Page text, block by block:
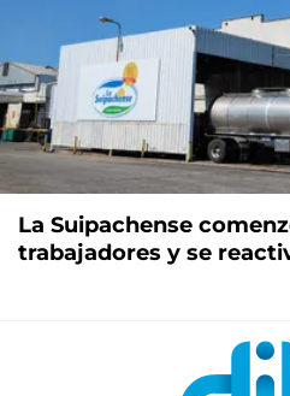
La Suipachense
trabajadores y se